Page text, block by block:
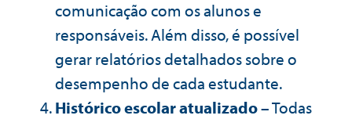
comunicação com os alunos e
responsáveis. Além disso, é possível
gerar relatórios detalhados sobre o
desempenho de cada estudante.
Histórico escolar atualizado– Todas